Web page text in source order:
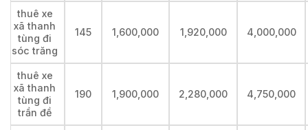
thuê xe
xã thanh
tùng đi
sóc trăng
145 1,600,000 1,920,000 4,000,000
thuê xe
xã thanh
tùng đi
trần đề
190 1,900,000 2,280,000 4,750,000